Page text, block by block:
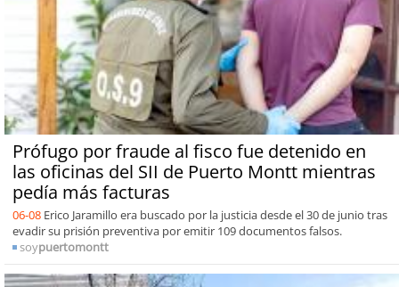
Prófugo por fraude al fisco fue detenido en
las oficinas del SII de Puerto Montt mientras
pedía más facturas
06-08 Erico Jaramillo era buscado por la justicia desde el 30 de junio tras
evadir su prisión preventiva por emitir 109 documentos falsos.
soypuertomontt